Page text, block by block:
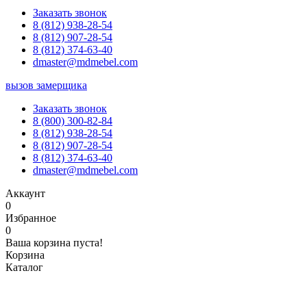
Заказать звонок
8 (812) 938-28-54
8 (812) 907-28-54
8 (812) 374-63-40
dmaster@mdmebel.com
вызов замерщика
Заказать звонок
8 (800) 300-82-84
8 (812) 938-28-54
8 (812) 907-28-54
8 (812) 374-63-40
dmaster@mdmebel.com
Аккаунт
0
Избранное
0
Ваша корзина пуста!
Корзина
Каталог